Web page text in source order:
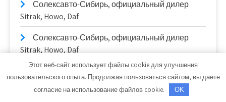
Солексавто-Сибирь, официальный дилер
Sitrak, Howo, Daf
Солексавто-Сибирь, официальный дилер
Sitrak, Howo, Daf
СтайлингАвто
Станционные публичные бани
Этот веб-сайт использует файлы cookie для улучшения
пользовательского опыта. Продолжая пользоваться сайтом, вы даете
согласие на использование файлов cookie.
OK